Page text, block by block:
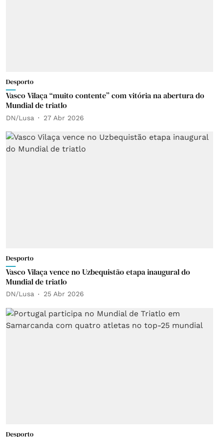
Desporto
Vasco Vilaça “muito contente” com vitória na abertura do
Mundial de triatlo
DN/Lusa 27 Abr 2026
Desporto
Vasco Vilaça vence no Uzbequistão etapa inaugural do
Mundial de triatlo
DN/Lusa 25 Abr 2026
Desporto